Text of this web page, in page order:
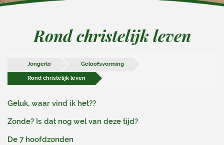
Rond christelijk leven
Jongerlo Geloofsvorming
Rond christelijk leven
Geluk, waar vind ik het??
Zonde? Is dat nog wel van deze tijd?
De 7 hoofdzonden